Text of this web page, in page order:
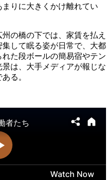
りに大きくかけ離れてい
の橋の下では、家賃を払え
して眠る姿が日常で、大都
た段ボールの簡易宿やテン
は、大手メディアが報じな
る。